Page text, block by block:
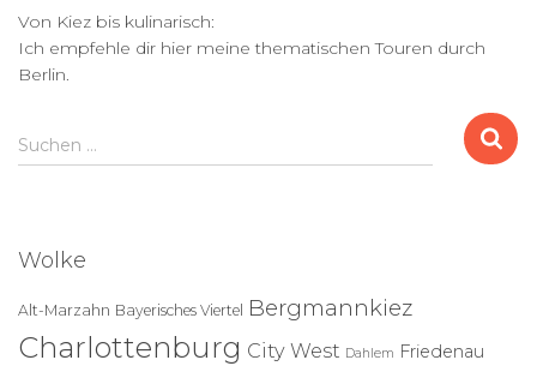
Beiträge
Von Kiez bis kulinarisch:
Ich empfehle dir hier meine thematischen Touren durch
Berlin.
S
u
n
a
c
Suchen …
Wolke
Alt-Marzahn Bayerisches Viertel Bergmannkiez
Charlottenburg City West Dahlem Friedenau